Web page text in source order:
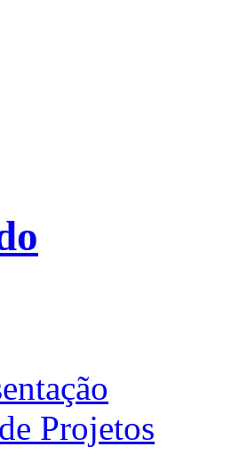
Projetos